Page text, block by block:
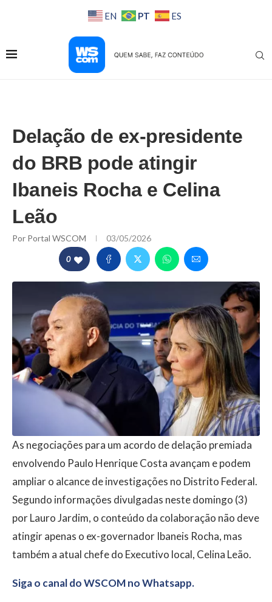
EN PT ES
Delação de ex-presidente
do BRB pode atingir
Ibaneis Rocha e Celina
Leão
Por Portal WSCOM 03/05/2026
0
As negociações para um acordo de delação premiada
envolvendo Paulo Henrique Costa avançam e podem
ampliar o alcance de investigações no Distrito Federal.
Segundo informações divulgadas neste domingo (3)
por Lauro Jardim, o conteúdo da colaboração não deve
atingir apenas o ex-governador Ibaneis Rocha, mas
também a atual chefe do Executivo local, Celina Leão.
Siga o canal do WSCOM no Whatsapp.